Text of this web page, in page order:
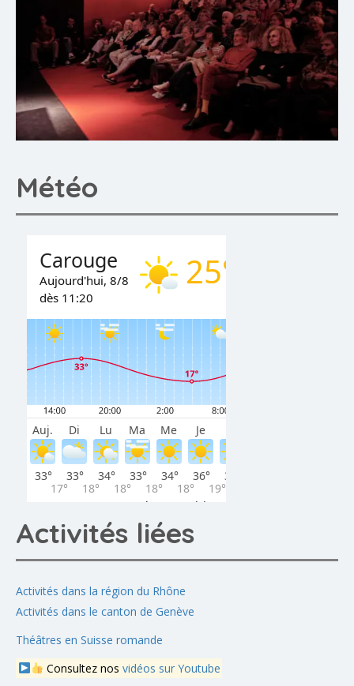
Météo
Activités liées
Activités dans la région du Rhône
Activités dans le canton de Genève
Théâtres en Suisse romande
Consultez nos vidéos sur Youtube